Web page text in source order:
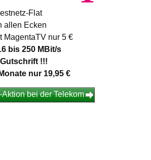
Flat
allen Ecken
MagentaTV nur 5 €
bis 250 MBit/s
!!!
nur 19,95 €
bei der Telekom